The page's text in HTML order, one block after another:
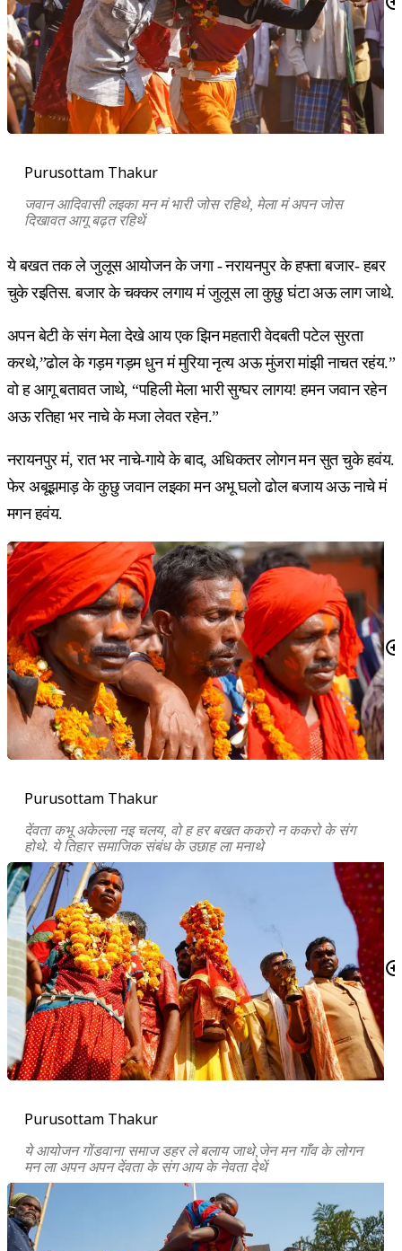
Purusottam Thakur
जवान आदिवासी लइका मन मं भारी जोस रहिथे, मेला मं अपन जोस
दिखावत आगू बढ़त रहिथें
ये बखत तक ले जुलूस आयोजन के जगा - नरायनपुर के हफ्ता बजार- हबर
चुके रइतिस. बजार के चक्कर लगाय मं जुलूस ला कुछु घंटा अऊ लाग जाथे.
अपन बेटी के संग मेला देखे आय एक झिन महतारी वेदबती पटेल सुरता
करथे,”ढोल के गड़म गड़म धुन मं मुरिया नृत्य अऊ मुंजरा मांझी नाचत रहंय.”
वो ह आगू बतावत जाथे, “पहिली मेला भारी सुग्घर लागय! हमन जवान रहेन
अऊ रतिहा भर नाचे के मजा लेवत रहेन.”
नरायनपुर मं, रात भर नाचे-गाये के बाद, अधिकतर लोगन मन सुत चुके हवंय.
फेर अबूझमाड़ के कुछु जवान लइका मन अभू घलो ढोल बजाय अऊ नाचे मं
मगन हवंय.
Purusottam Thakur
देंवता कभू अकेल्ला नइ चलय, वो ह हर बखत ककरो न ककरो के संग
होथे. ये तिहार समाजिक संबंध के उछाह ला मनाथे
Purusottam Thakur
ये आयोजन गोंडवाना समाज डहर ले बलाय जाथे,जेन मन गाँव के लोगन
मन ला अपन अपन देंवता के संग आय के नेवता देथें